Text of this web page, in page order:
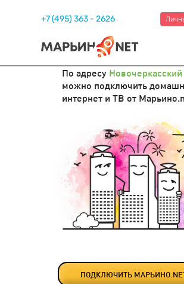
+7 (495) 363 - 2626
По адресу Новочеркасский
можно подключить
интернет и ТВ от
ПОДКЛЮЧИТЬ